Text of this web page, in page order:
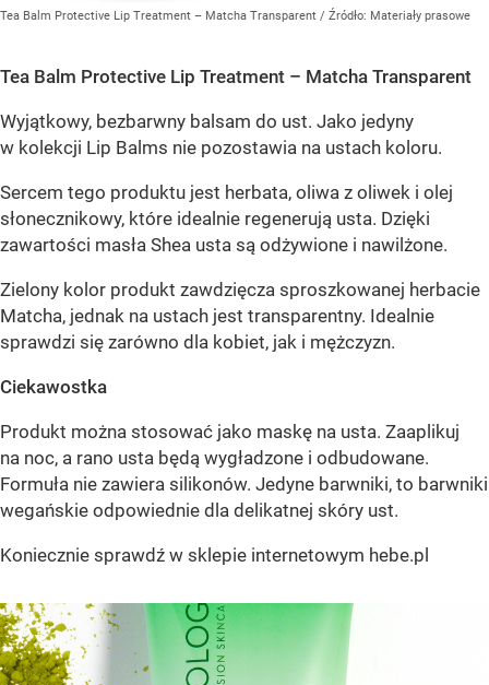
Tea Balm Protective Lip Treatment – Matcha Transparent / Źródło: Materiały prasowe
Tea Balm Protective Lip Treatment – Matcha Transparent
Wyjątkowy, bezbarwny balsam do ust. Jako jedyny
w kolekcji Lip Balms nie pozostawia na ustach koloru.
Sercem tego produktu jest herbata, oliwa z oliwek i olej
słonecznikowy, które idealnie regenerują usta. Dzięki
zawartości masła Shea usta są odżywione i nawilżone.
Zielony kolor produkt zawdzięcza sproszkowanej herbacie
Matcha, jednak na ustach jest transparentny. Idealnie
sprawdzi się zarówno dla kobiet, jak i mężczyzn.
Ciekawostka
Produkt można stosować jako maskę na usta. Zaaplikuj
na noc, a rano usta będą wygładzone i odbudowane.
Formuła nie zawiera silikonów. Jedyne barwniki, to barwniki
wegańskie odpowiednie dla delikatnej skóry ust.
Koniecznie sprawdź w sklepie internetowym hebe.pl